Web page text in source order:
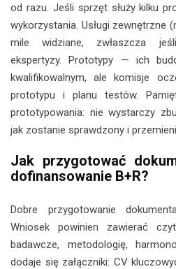
od razu. Jeśli sprzęt służy kilku
wykorzystania. Usługi zewnętrzne
mile widziane, zwłaszcza
ekspertyzy. Prototypy — ich
kwalifikowalnym, ale komisje
prototypu i planu testów.
prototypowania: nie wystarczy
jak zostanie sprawdzony i
Jak przygotować
dofinansowanie B+R?
Dobre przygotowanie
Wniosek powinien zawierać
badawcze, metodologię,
dodaje się załączniki: CV